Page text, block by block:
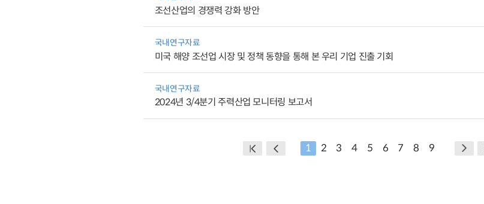
조선산업의 경쟁력 강화 방안
국내연구자료
미국 해양 조선업 시장 및 정책 동향을 통해 본 우리 기업 진출 기회
국내연구자료
2024년 3/4분기 주력산업 모니터링 보고서
1 2 3 4 5 6 7 8 9